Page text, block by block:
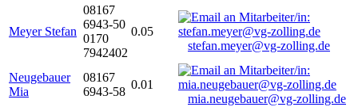
Meyer Stefan
08167
6943-50
0170
7942402
0.05
stefan.meyer@vg-zolling.de
Neugebauer
Mia
08167
6943-58
0.01
mia.neugebauer@vg-zolling.de